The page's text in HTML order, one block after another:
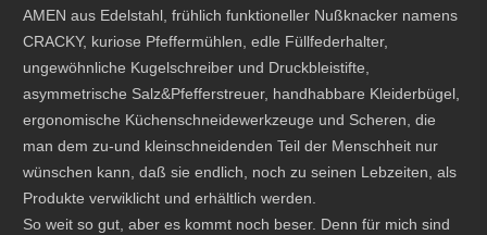
AMEN aus Edelstahl, frühlich funktioneller Nußknacker namens
CRACKY, kuriose Pfeffermühlen, edle Füllfederhalter,
ungewöhnliche Kugelschreiber und Druckbleistifte,
asymmetrische Salz&Pfefferstreuer, handhabbare Kleiderbügel,
ergonomische Küchenschneidewerkzeuge und Scheren, die
man dem zu-und kleinschneidenden Teil der Menschheit nur
wünschen kann, daß sie endlich, noch zu seinen Lebzeiten, als
Produkte verwiklicht und erhältlich werden.
So weit so gut, aber es kommt noch beser. Denn für mich sind